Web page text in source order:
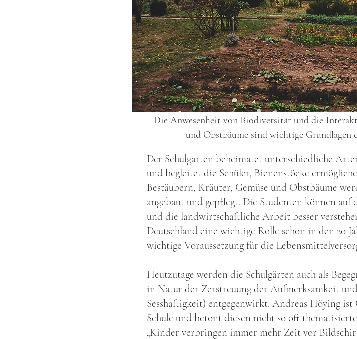
Die Anwesenheit von Biodiversität und die
und Obstbäume sind wichtige Grundlagen
Der Schulgarten beheimatet unterschiedliche
und begleitet die Schüler, Bienenstöcke
Bestäubern, Kräuter, Gemüse und Obstbäume
angebaut und gepflegt. Die Studenten können auf
und die landwirtschaftliche Arbeit besser
Deutschland eine wichtige Rolle schon in den 20
wichtige Voraussetzung für die
Heutzutage werden die Schulgärten auch als
in Natur der Zerstreuung der Aufmerksamkeit
Sesshaftigkeit) entgegenwirkt. Andreas Höying
Schule und betont diesen nicht so oft
„Kinder verbringen immer mehr Zeit vor